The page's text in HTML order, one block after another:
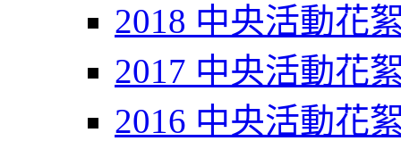
2018 中央活動花
2017 中央活動花
2016 中央活動花